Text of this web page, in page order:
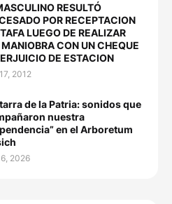
RESULTÓ
POR RECEPTACION
LUEGO DE REALIZAR
CON UN CHEQUE
DE ESTACION
2012
de la Patria: sonidos que
nuestra
en el Arboretum
2026